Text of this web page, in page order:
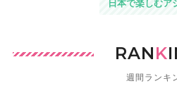
日本で楽しむア
RANK
週間ランキ